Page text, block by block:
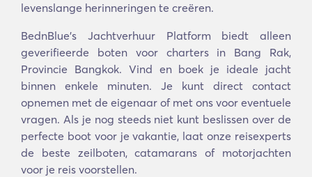
levenslange herinneringen te creëren.
BednBlue's Jachtverhuur Platform biedt alleen
geverifieerde boten voor charters in Bang Rak,
Provincie Bangkok. Vind en boek je ideale jacht
binnen enkele minuten. Je kunt direct contact
opnemen met de eigenaar of met ons voor eventuele
vragen. Als je nog steeds niet kunt beslissen over de
perfecte boot voor je vakantie, laat onze reisexperts
de beste zeilboten, catamarans of motorjachten
voor je reis voorstellen.